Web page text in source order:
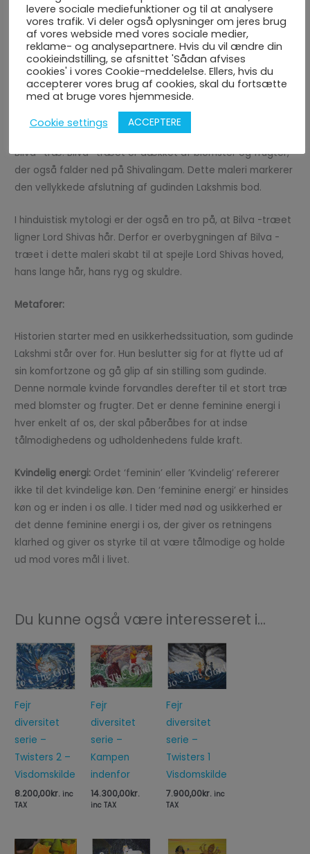
af appetit, luftvejsproblemer, diabetes, diarré,
forstoppelse og kolesterol.
Beskrivelse af maleriet:
Baseret på historien har jeg placeret Shivalingam i en
naturskøn udsigt over Srisailam -bjergene og gudinden
Lakshmi i form af en normal kvinde forvandlet til et stort
Bilva -træ. Bilva -træet er dækket af blomster og frugter,
der også falder ned på Shivalingam. Dette maleri markerer
den vellykkede afslutning af gudinden Lakshmis bod.
I hinduistisk mytologi er der også en tro på, at Bilva -træet
ligner Lord Shivas hår. Derfor er overbygningen af Bilva -
træet i dette maleri skabt til at spejle Lord Shivas hoved,
hans lange hår, hans ryg og skuldre.
Metaforer:
Historien starter med en usikkerhedssituation, som gudinde
Lakshmi står over for. Hun beslutter sig for at flytte ud af
sin komfortzone og gå glip af sin stilling som gudinde.
Denne normale kvinde forvandles derefter til et stort træ
med blomster og frugter. Det er denne feminine energi i
hver enkelt af os, der skal påberåbes for at indse
tålmodighedens og udholdenhedens fulde kraft.
Kvindelig energi: Ordet ‘feminin’ eller ’Kvindelig’ refererer
ikke til det kvindelige køn. Den ‘feminine energi’ er hinsides
køn og er inden i os alle. I tider med nød og usikkerhed er
det denne feminine energi i os, der giver os retningens
klarhed og giver os styrke til at være tålmodige og holde
ud mod vores mål i livet.
Du kunne også være interesseret i...
Fejr
diversitet
serie –
Twisters 2 –
Visdomskilde
8.200,00kr. inc
TAX
Fejr
diversitet
serie –
Kampen
indenfor
14.300,00kr.
inc TAX
Fejr
diversitet
serie –
Twisters 1
Visdomskilde
7.900,00kr. inc
TAX
levere sociale mediefunktioner og til at analysere
vores trafik. Vi deler også oplysninger om jeres brug
af vores webside med vores sociale medier,
reklame- og analysepartnere. Hvis du vil ændre din
cookieindstilling, se afsnittet 'Sådan afvises
cookies' i vores Cookie-meddelelse. Ellers, hvis du
accepterer vores brug af cookies, skal du fortsætte
med at bruge vores hjemmeside.
Cookie settings
ACCEPTERE